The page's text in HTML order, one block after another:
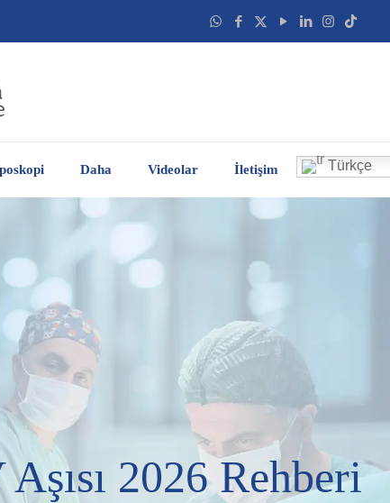
Daha Videolar İletişim Türkçe
2026 Rehberi